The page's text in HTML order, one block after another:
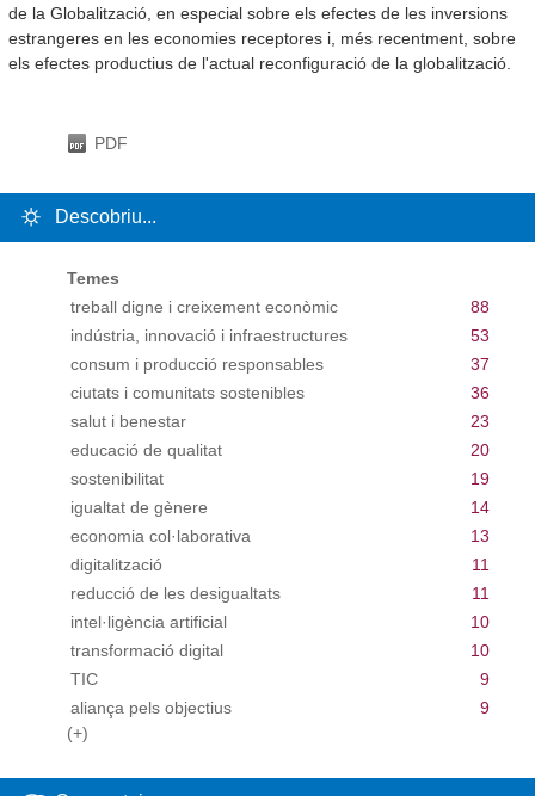
de la Globalització, en especial sobre els efectes de les inversions
estrangeres en les economies receptores i, més recentment, sobre
els efectes productius de l'actual reconfiguració de la globalització.
PDF
Descobriu...
Temes
treball digne i creixement econòmic
88
indústria, innovació i infraestructures
53
consum i producció responsables
37
ciutats i comunitats sostenibles
36
salut i benestar
23
educació de qualitat
20
sostenibilitat
19
igualtat de gènere
14
economia col·laborativa
13
digitalització
11
reducció de les desigualtats
11
intel·ligència artificial
10
transformació digital
10
TIC
9
aliança pels objectius
9
(+)